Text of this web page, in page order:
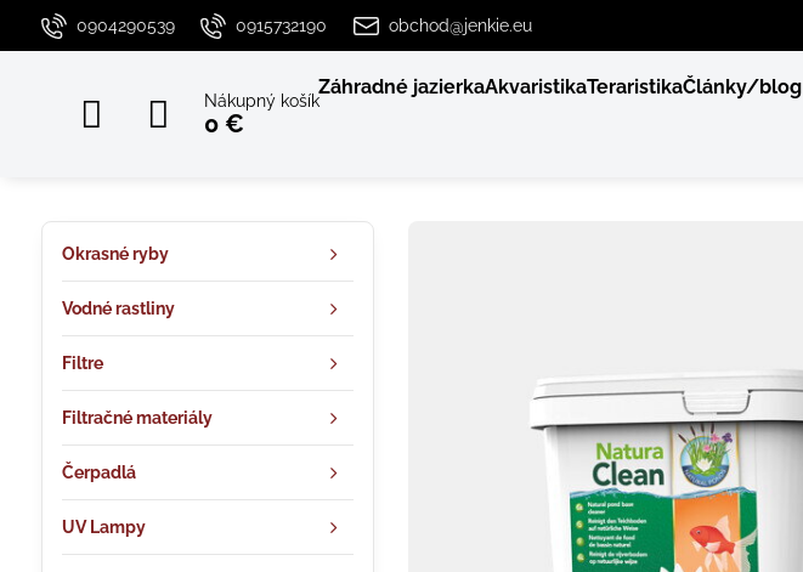
0904290539 0915732190 obchod@jenkie.eu
Nákupný košík
0 €
Záhradné jazierkaAkvaristikaTeraristikaČlánky/blog
Okrasné ryby
Vodné rastliny
Filtre
Filtračné materiály
Čerpadlá
UV Lampy